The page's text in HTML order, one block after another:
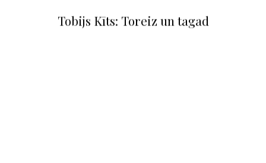
Tobijs Kīts: Toreiz un tagad